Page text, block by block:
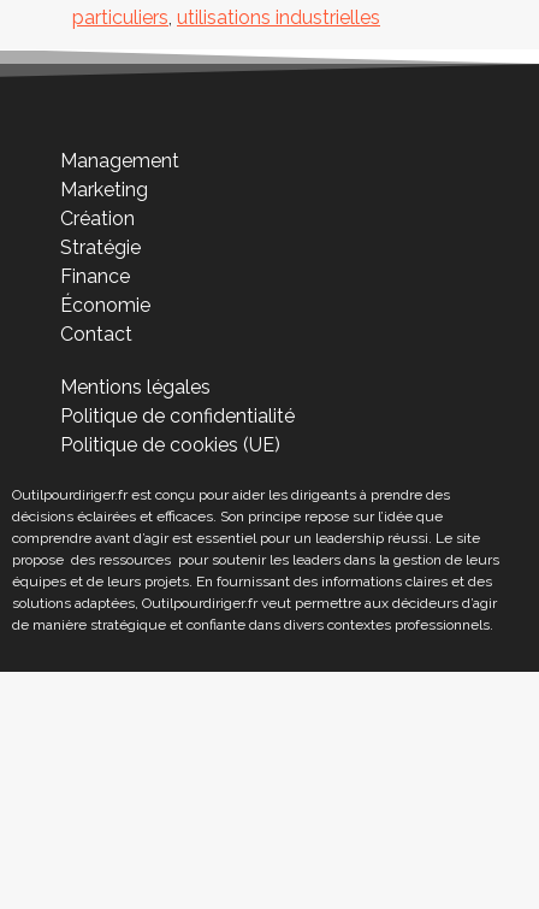
particuliers, utilisations industrielles
Management
Marketing
Création
Stratégie
Finance
Économie
Contact
Mentions légales
Politique de confidentialité
Politique de cookies (UE)
Outilpourdiriger.fr est conçu pour aider les dirigeants à prendre des
décisions éclairées et efficaces. Son principe repose sur l’idée que
comprendre avant d’agir est essentiel pour un leadership réussi. Le site
propose des ressources pour soutenir les leaders dans la gestion de leurs
équipes et de leurs projets. En fournissant des informations claires et des
solutions adaptées, Outilpourdiriger.fr veut permettre aux décideurs d’agir
de manière stratégique et confiante dans divers contextes professionnels.